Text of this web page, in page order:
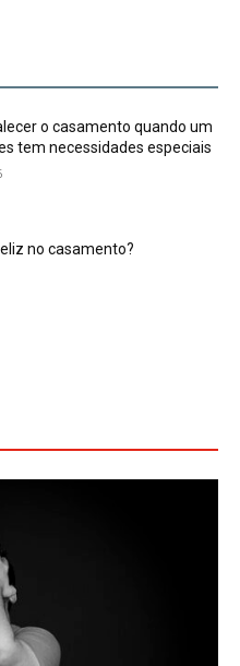
o casamento quando um
tem necessidades especiais
no casamento?